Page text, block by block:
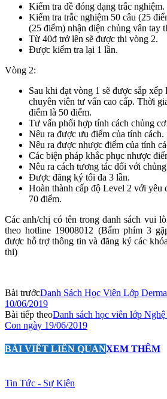
Kiểm tra đề đóng dạng trắc nghiệm.
Kiểm tra trắc nghiệm 50 câu (25
(25 điểm) nhận diện chủng vân tay
Từ 40đ trở lên sẽ được thi vòng 2.
Được kiểm tra lại 1 lần.
Vòng 2:
Sau khi đạt vòng 1 sẽ được sắp
chuyên viên tư vấn cao cấp. Thời
điểm là 50 điểm.
Tư vấn phối hợp tính cách chủng cơ
Nêu ra được ưu điểm của tính cách.
Nêu ra được nhược điểm của tính
Các biện pháp khắc phục nhược
Nêu ra cách tương tác đối với
Được đăng ký tối đa 3 lần.
Hoàn thành cấp độ Level 2 với yêu
70 điểm.
Các anh/chị có tên trong danh sách vui
theo hotline 19008012 (Bấm phím 3
được hỗ trợ thông tin và đăng ký các
thi)
Bài trướcDanh Sách Học Viên Lớp
10/06/2019
Bài tiếp theoDanh sách học viên lớp
Con ngày 19/06/2019
BÀI VIẾT LIÊN QUANXEM THÊM
Tin Tức - Sự Kiện